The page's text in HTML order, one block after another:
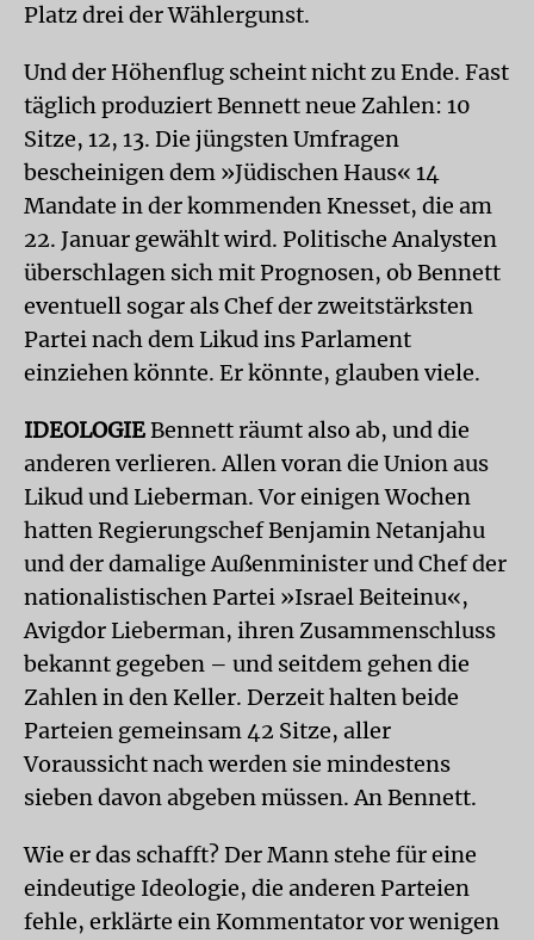
Platz drei der Wählergunst.
Und der Höhenflug scheint nicht zu Ende. Fast
täglich produziert Bennett neue Zahlen: 10
Sitze, 12, 13. Die jüngsten Umfragen
bescheinigen dem »Jüdischen Haus« 14
Mandate in der kommenden Knesset, die am
22. Januar gewählt wird. Politische Analysten
überschlagen sich mit Prognosen, ob Bennett
eventuell sogar als Chef der zweitstärksten
Partei nach dem Likud ins Parlament
einziehen könnte. Er könnte, glauben viele.
IDEOLOGIEBennett räumt also ab, und die
anderen verlieren. Allen voran die Union aus
Likud und Lieberman. Vor einigen Wochen
hatten Regierungschef Benjamin Netanjahu
und der damalige Außenminister und Chef der
nationalistischen Partei »Israel Beiteinu«,
Avigdor Lieberman, ihren Zusammenschluss
bekannt gegeben – und seitdem gehen die
Zahlen in den Keller. Derzeit halten beide
Parteien gemeinsam 42 Sitze, aller
Voraussicht nach werden sie mindestens
sieben davon abgeben müssen. An Bennett.
Wie er das schafft? Der Mann stehe für eine
eindeutige Ideologie, die anderen Parteien
fehle, erklärte ein Kommentator vor wenigen